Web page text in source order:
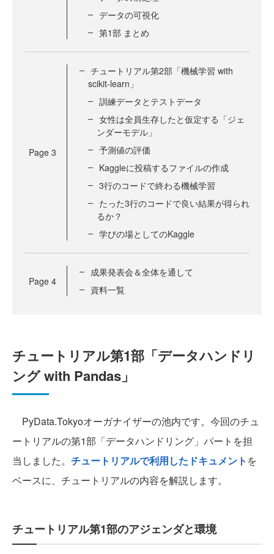
データの可視化
第1部 まとめ
Page 3
チュートリアル第2部「機械学習 with
scikit-learn」
訓練データとテストデータ
女性は全員生存したと仮定する「ジェ
ンダーモデル」
予測値の評価
Kaggleに投稿するファイルの作成
3行のコードで終わる機械学習
たった3行のコードで良い結果が得られ
るか？
学びの場としてのKaggle
Page 4
成果発表会＆全体を通して
資料一覧
チュートリアル第1部「データハンドリ
ング with Pandas」
PyData.Tokyoオーガナイザーの池内です。今回のチュ
ートリアルの第1部「データハンドリング」パートを担
当しました。 チュートリアルで利用したドキュメント を
ベースに、チュートリアルの内容を解説します。
チュートリアル第1部のアジェンダと環境